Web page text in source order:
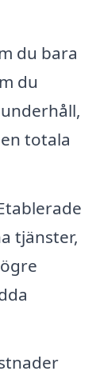
du bara
du
totala
tjänster,